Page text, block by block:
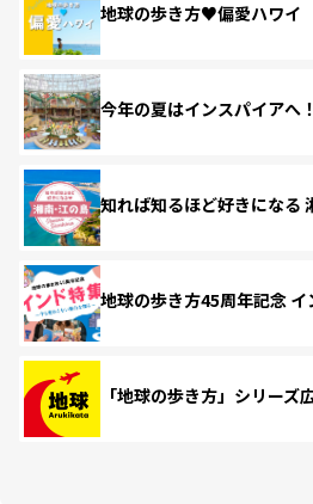
地球の歩き方♥偏愛ハワイ
今年の夏はインスパイアへ！
知れば知るほど好きになる
地球の歩き方45周年記念 イ
「地球の歩き方」シリーズ